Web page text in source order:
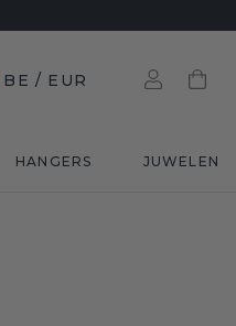
BE / EUR
HANGERS JUWELEN